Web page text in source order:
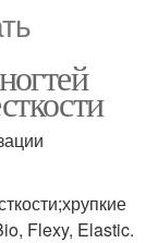
Flexy, Elastic.